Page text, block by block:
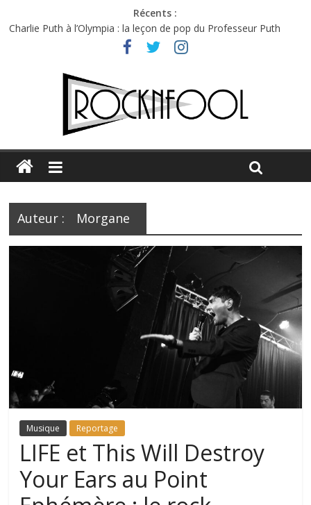
Récents :
Charlie Puth à l’Olympia : la leçon de pop du Professeur Puth
Festival Triptyque : un nouveau festival de musique indépendant
Hellfest 2026 vendredi : température et émotions en hausse
Hellfest 2026 jeudi : impossible de choisir entre chaleur et bonne
Première édition du Midgard Festival : entre bière, métal et
Auteur : Morgane
Musique Reportage
LIFE et This Will Destroy
Your Ears au Point